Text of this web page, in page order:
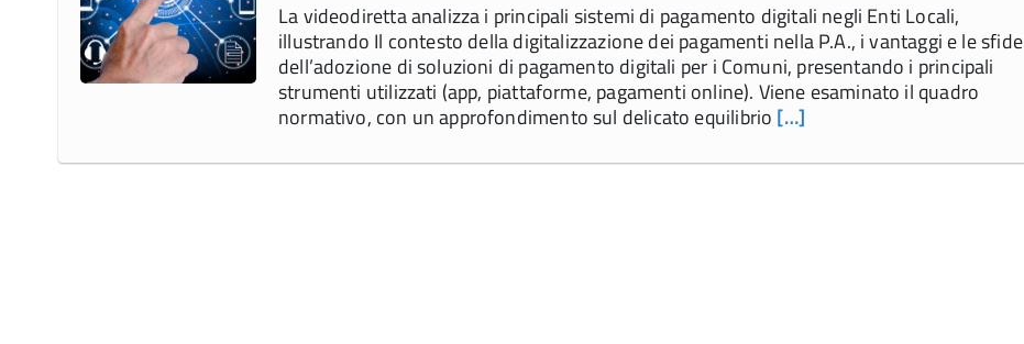
La videodiretta analizza i principali sistemi di pagamento digitali negli Enti Locali,
illustrando Il contesto della digitalizzazione dei pagamenti nella P.A., i vantaggi e le sfide
dell’adozione di soluzioni di pagamento digitali per i Comuni, presentando i principali
strumenti utilizzati (app, piattaforme, pagamenti online). Viene esaminato il quadro
normativo, con un approfondimento sul delicato equilibrio […]